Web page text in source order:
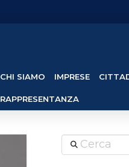
CHI SIAMO IMPRESE
RAPPRESENTANZA
Cerca